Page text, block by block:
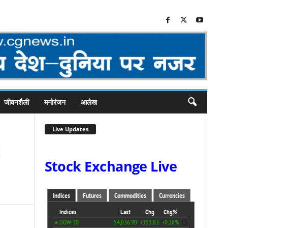
जीवनशैली मनोरंजन आलेख
Live Updates
Stock Exchange Live